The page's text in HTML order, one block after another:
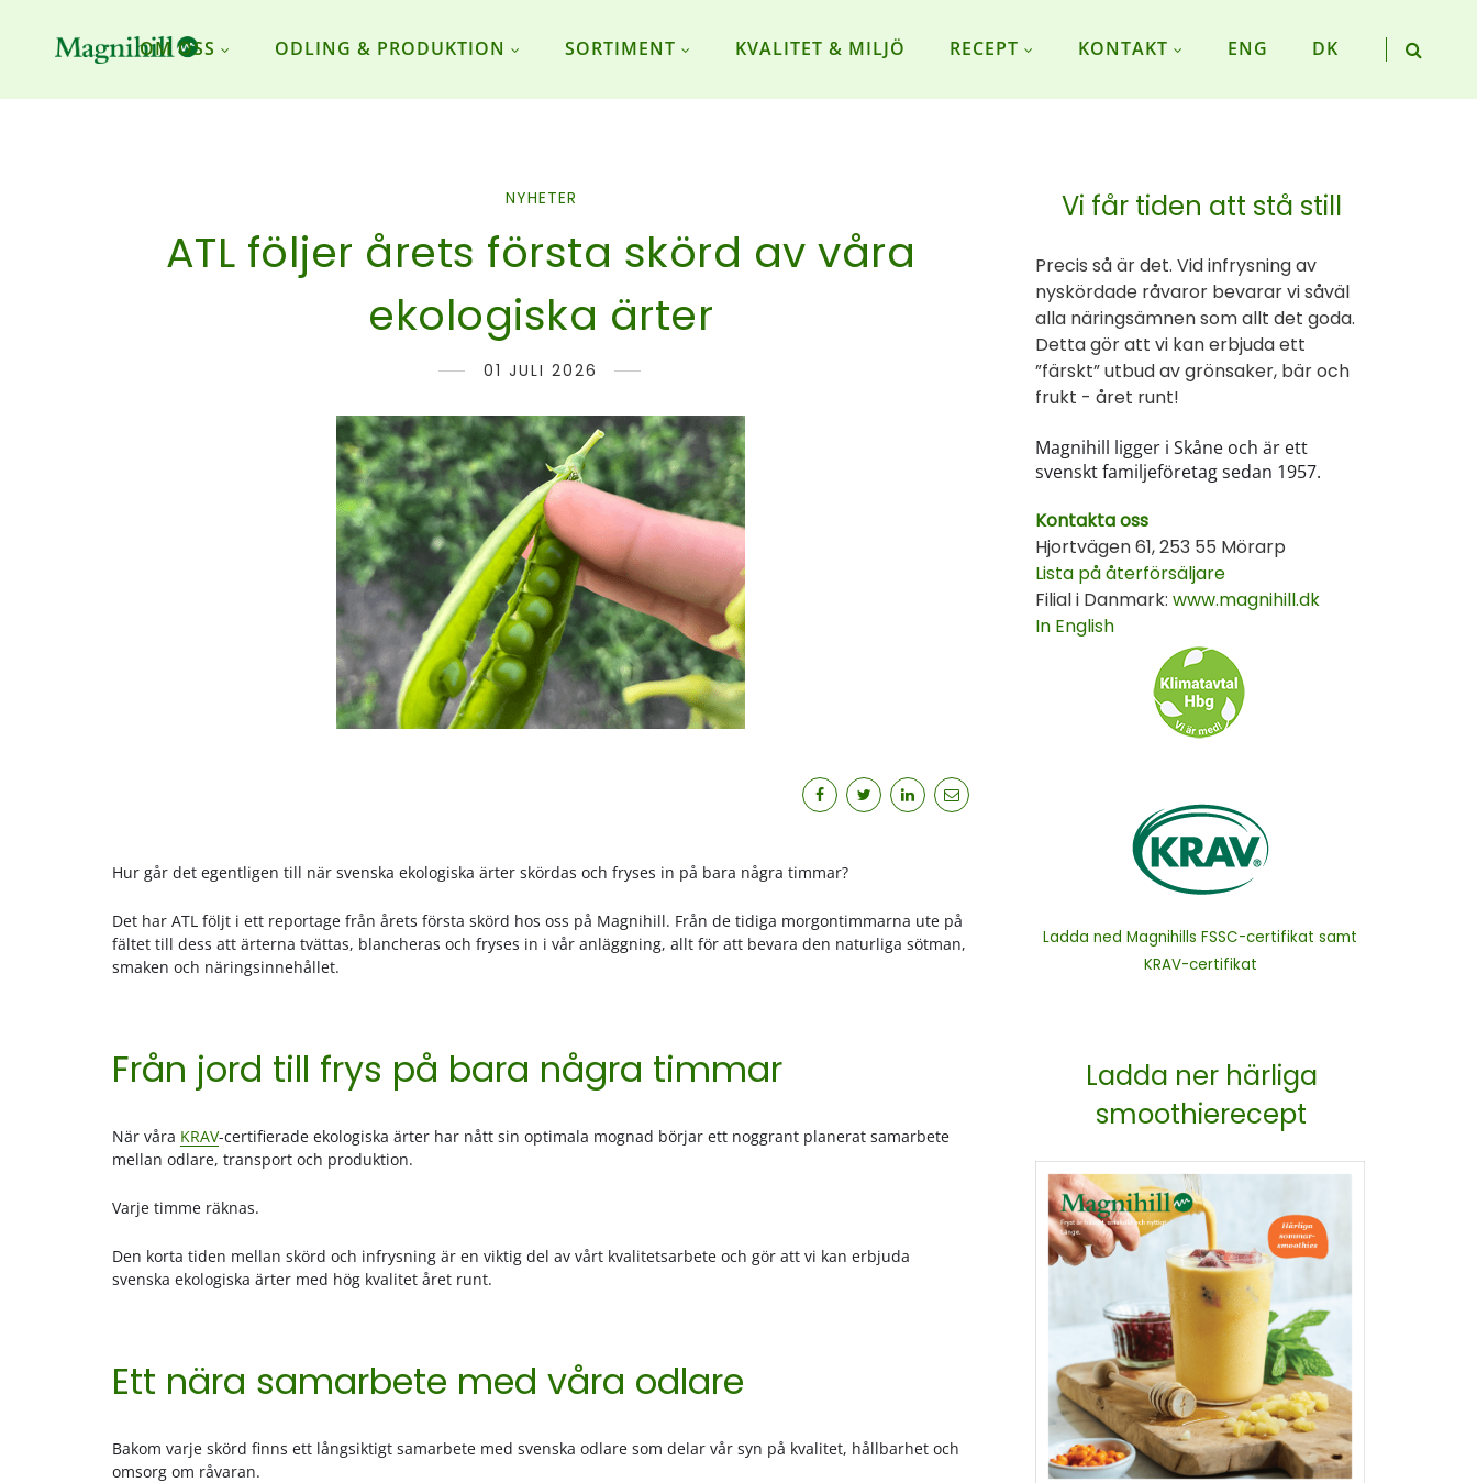
OM OSS ODLING & PRODUKTION SORTIMENT KVALITET & MILJÖ RECEPT KONTAKT ENG DK
NYHETER
ATL följer årets första skörd av våra
ekologiska ärter
01 JULI 2026
Hur går det egentligen till när svenska ekologiska ärter skördas och fryses in på bara några timmar?
Det har ATL följt i ett reportage från årets första skörd hos oss på Magnihill. Från de tidiga morgontimmarna ute på
fältet till dess att ärterna tvättas, blancheras och fryses in i vår anläggning, allt för att bevara den naturliga sötman,
smaken och näringsinnehållet.
Från jord till frys på bara några timmar
När våra KRAV-certifierade ekologiska ärter har nått sin optimala mognad börjar ett noggrant planerat samarbete
mellan odlare, transport och produktion.
Varje timme räknas.
Den korta tiden mellan skörd och infrysning är en viktig del av vårt kvalitetsarbete och gör att vi kan erbjuda
svenska ekologiska ärter med hög kvalitet året runt.
Ett nära samarbete med våra odlare
Bakom varje skörd finns ett långsiktigt samarbete med svenska odlare som delar vår syn på kvalitet, hållbarhet och
omsorg om råvaran.
Vi får tiden att stå still
Precis så är det. Vid infrysning av
nyskördade råvaror bevarar vi såväl
alla näringsämnen som allt det goda.
Detta gör att vi kan erbjuda ett
”färskt” utbud av grönsaker, bär och
frukt - året runt!
Magnihill ligger i Skåne och är ett
svenskt familjeföretag sedan 1957.
Kontakta oss
Hjortvägen 61, 253 55 Mörarp
Lista på återförsäljare
Filial i Danmark: www.magnihill.dk
In English
Ladda ned Magnihills FSSC-certifikat samt
KRAV-certifikat
Ladda ner härliga
smoothierecept